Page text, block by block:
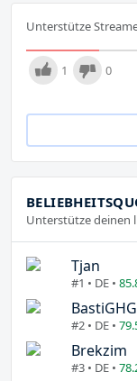
Unterstütze
1 0
Unterstütze deinen
Tjan
#1 • DE •
BastiGHG
#2 • DE •
Brekzim
#3 • DE •